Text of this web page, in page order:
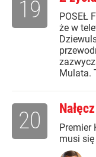
POSEŁ
że w
Mulata.
19
Premier
musi
20